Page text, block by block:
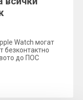
Watch могат
безконтактно
до ПОС